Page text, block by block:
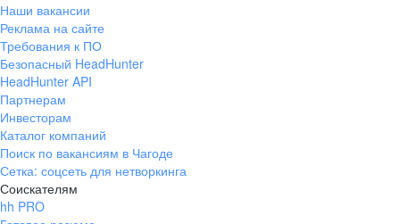
Наши вакансии
Реклама на сайте
Требования к ПО
Безопасный HeadHunter
HeadHunter API
Партнерам
Инвесторам
Каталог компаний
Поиск по вакансиям в Чагоде
Сетка: соцсеть для нетворкинга
Соискателям
hh PRO